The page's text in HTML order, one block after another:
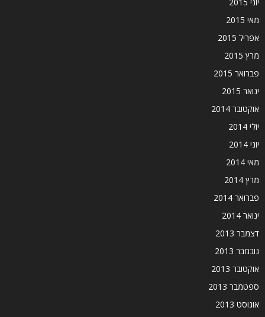
מאי 2015
אפריל 2015
מרץ 2015
פברואר 2015
ינואר 2015
אוקטובר 2014
יולי 2014
יוני 2014
מאי 2014
מרץ 2014
פברואר 2014
ינואר 2014
דצמבר 2013
נובמבר 2013
אוקטובר 2013
ספטמבר 2013
אוגוסט 2013